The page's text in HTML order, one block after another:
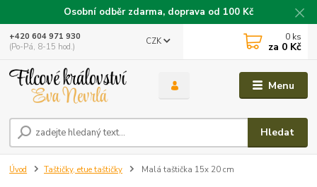
Osobní odběr zdarma, doprava od 100 Kč
Menu
CZK
Hledat
+420 604 971 930
(Po-Pá, 8-15 hod.)
0 ks
za 0 Kč
Úvod Taštičky, etue taštičky Malá taštička 15x 20 cm